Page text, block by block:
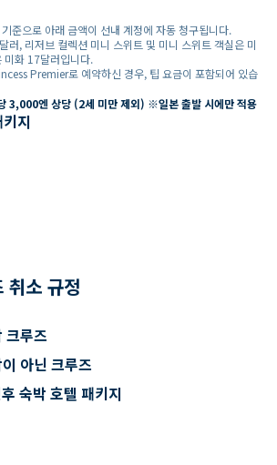
준으로 아래 금액이 선내 계정에 자동 청구됩니다.
러, 리저브 컬렉션 미니 스위트 및 미니 스위트 객실은 미
미화 17달러입니다.
Premier로 예약하신 경우, 팁 요금이 포함되어 있습
3,000엔 상당 (2세 미만 제외) ※일본 출발 시에만 적용
지
취소 규정
크루즈
아닌 크루즈
숙박 호텔 패키지